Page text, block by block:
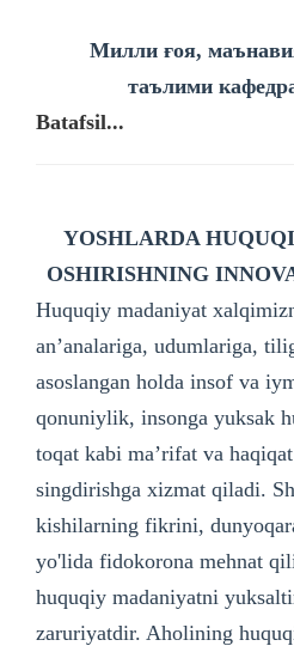
Милли ғоя,
таълими
Batafsil...
YOSHLARDA
OSHIRISHNING
Huquqiy madaniyat
an’analariga, udumlariga,
asoslangan holda insof va
qonuniylik, insonga yuksak
toqat kabi ma’rifat va
singdirishga xizmat qiladi.
kishilarning fikrini,
yo'lida fidokorona mehnat
huquqiy madaniyatni
zaruriyatdir. Aholining